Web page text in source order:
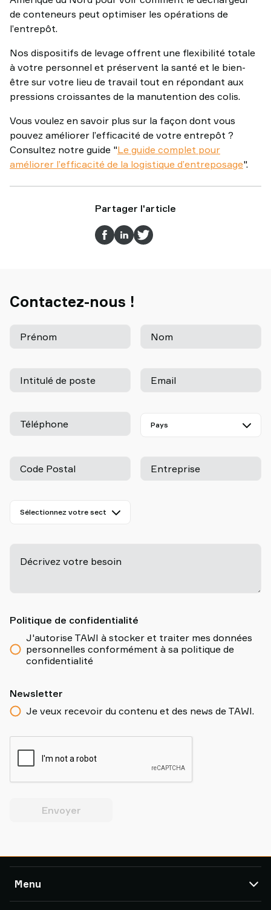
de conteneurs peut optimiser les opérations de
l’entrepôt.
Nos dispositifs de levage offrent une flexibilité totale
à votre personnel et préservent la santé et le bien-
être sur votre lieu de travail tout en répondant aux
pressions croissantes de la manutention des colis.
Vous voulez en savoir plus sur la façon dont vous
pouvez améliorer l’efficacité de votre entrepôt ?
Consultez notre guide "Le guide complet pour
améliorer l’efficacité de la logistique d’entreposage".
Partager l'article
Contactez-nous !
Prénom Nom
Intitulé de poste Email
Téléphone
Code Postal Entreprise
Décrivez votre besoin
Politique de confidentialité
J'autorise TAWI à stocker et traiter mes données
personnelles conformément à sa politique de
confidentialité
Newsletter
Je veux recevoir du contenu et des news de TAWI.
Envoyer
Menu